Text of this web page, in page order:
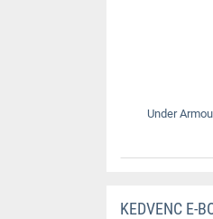
Under
KEDVENC E-